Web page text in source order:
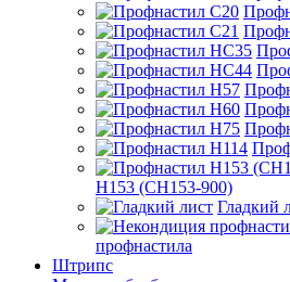
Н153 (СН153-900)
Гладкий
профнастила
Штрипс